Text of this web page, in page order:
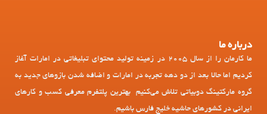
درباره ما
ما کارمان را از سال 2005 در زمینه تولید محتوای تبلیغاتی در امارات آغاز
کردیم اما حالا بعد از دو دهه تجربه در امارات و اضافه شدن بازوهای جدید به
گروه مارکتینگ دوبیاتی تلاش می‌کنیم بهترین پلتفرم معرفی کسب و کارهای
ایرانی در کشورهای حاشیه خلیج فارس باشیم.